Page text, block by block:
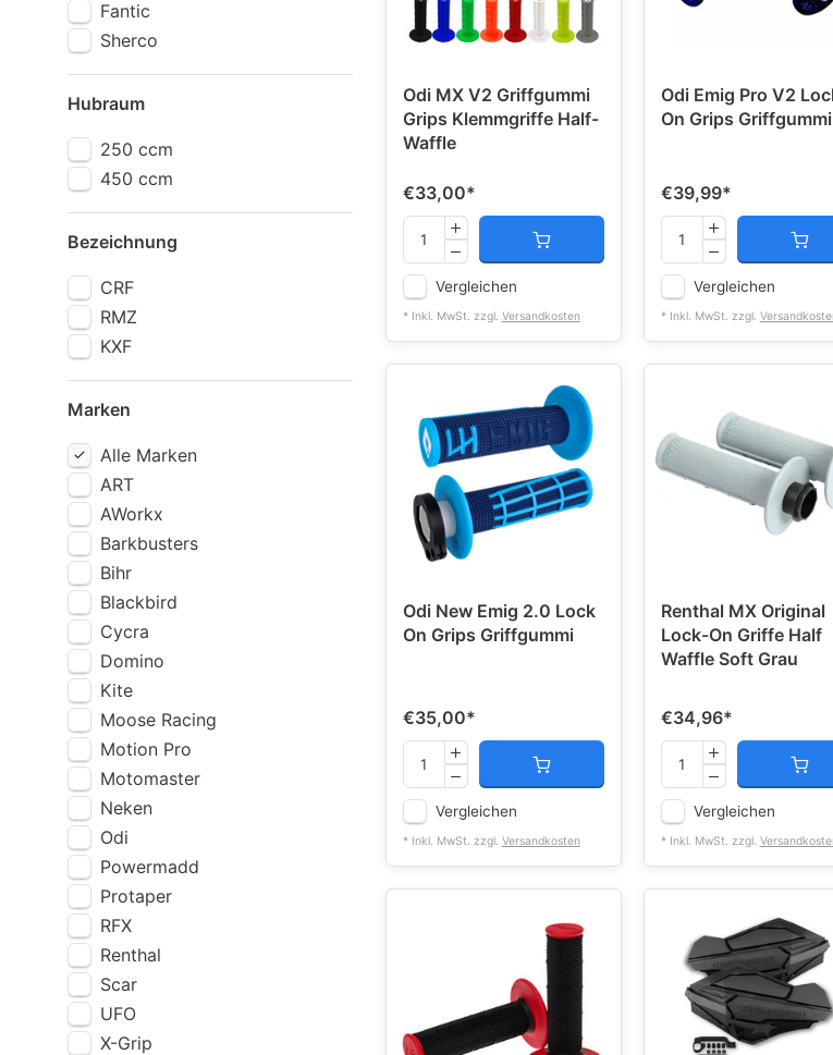
Fantic
Sherco
Hubraum
250 ccm
450 ccm
Bezeichnung
CRF
RMZ
KXF
Marken
Alle Marken
ART
AWorkx
Barkbusters
Bihr
Blackbird
Cycra
Domino
Kite
Moose Racing
Motion Pro
Motomaster
Neken
Odi
Powermadd
Protaper
RFX
Renthal
Scar
UFO
X-Grip
Odi MX V2 Griffgummi
Grips Klemmgriffe Half-
Waffle
€33,00*
Vergleichen
* Inkl. MwSt. zzgl. Versandkosten
Odi Emig Pro V2
On Grips Griffgummi
€39,99*
Vergleichen
* Inkl. MwSt. zzgl.
Odi New Emig 2.0 Lock
On Grips Griffgummi
€35,00*
Vergleichen
* Inkl. MwSt. zzgl. Versandkosten
Renthal MX Original
Lock-On Griffe Half
Waffle Soft Grau
€34,96*
Vergleichen
* Inkl. MwSt. zzgl.